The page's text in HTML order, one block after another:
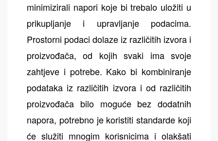
minimizirali napori koje bi trebalo uložiti u
prikupljanje i upravljanje podacima.
Prostorni podaci dolaze iz različitih izvora i
proizvođača, od kojih svaki ima svoje
zahtjeve i potrebe. Kako bi kombiniranje
podataka iz različitih izvora i od različitih
proizvođača bilo moguće bez dodatnih
napora, potrebno je koristiti standarde koji
će služiti mnogim korisnicima i olakšati